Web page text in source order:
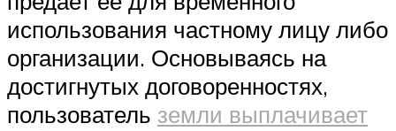
использования частному лицу либо
организации. Основываясь на
достигнутых договоренностях,
пользователь земли выплачивает